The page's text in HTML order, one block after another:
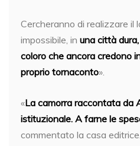
Cercheranno di realizzare il
impossibile, in una città
coloro che ancora credono
proprio tornaconto».
«La camorra raccontata da
istituzionale. A farne le
commentato la casa editrice.